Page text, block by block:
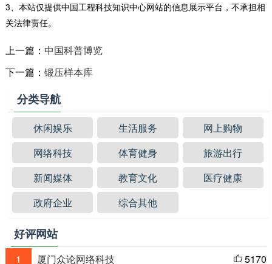
3、本站仅提供中国工程科技知识中心网站的信息展示平台，不承担相
关法律责任。
上一篇： 中国科普博览
下一篇： 锻压样本库
分类导航
休闲娱乐 生活服务
网上购物
网络科技
体育健身
旅游出行
新闻媒体
教育文化
医疗健康
政府企业
综合其他
好评网站
1 厦门众论网络科技  5170